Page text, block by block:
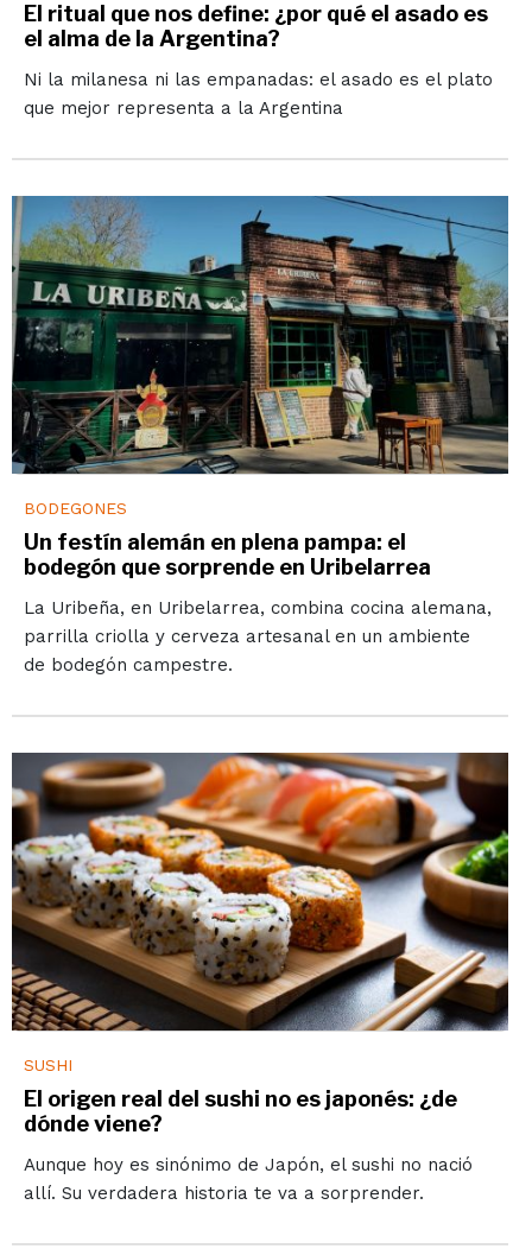
El ritual que nos define: ¿por qué el asado es
el alma de la Argentina?
Ni la milanesa ni las empanadas: el asado es el plato
que mejor representa a la Argentina
BODEGONES
Un festín alemán en plena pampa: el
bodegón que sorprende en Uribelarrea
La Uribeña, en Uribelarrea, combina cocina alemana,
parrilla criolla y cerveza artesanal en un ambiente
de bodegón campestre.
SUSHI
El origen real del sushi no es japonés: ¿de
dónde viene?
Aunque hoy es sinónimo de Japón, el sushi no nació
allí. Su verdadera historia te va a sorprender.